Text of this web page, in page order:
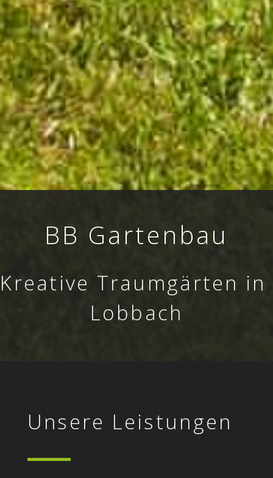
BB Gartenbau
Kreative Traumgärten in
Lobbach
Unsere Leistungen